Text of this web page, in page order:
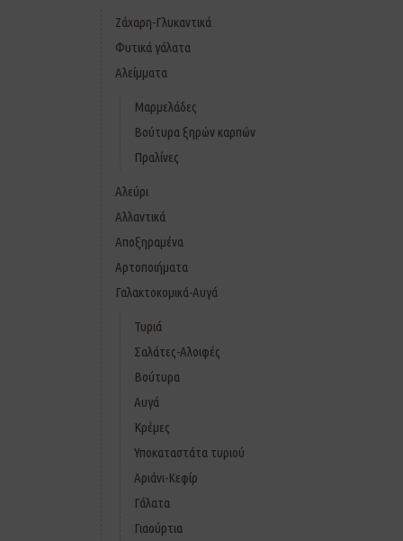
Ζάχαρη-Γλυκαντικά
Φυτικά γάλατα
Αλείμματα
Μαρμελάδες
Βούτυρα ξηρών καρπών
Πραλίνες
Αλεύρι
Αλλαντικά
Αποξηραμένα
Αρτοποιήματα
Γαλακτοκομικά-Αυγά
Τυριά
Σαλάτες-Αλοιφές
Βούτυρα
Αυγά
Κρέμες
Υποκαταστάτα τυριού
Αριάνι-Κεφίρ
Γάλατα
Γιαούρτια